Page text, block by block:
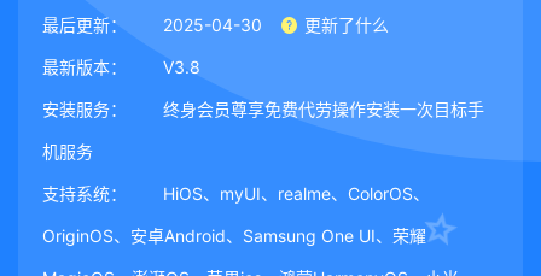
最后更新： 2025-04-30 更新了什么
最新版本： V3.8
安装服务： 终身会员尊享免费代劳操作安装一次目标手
机服务
支持系统： HiOS、myUI、realme、ColorOS、
OriginOS、安卓Android、Samsung One UI、荣耀